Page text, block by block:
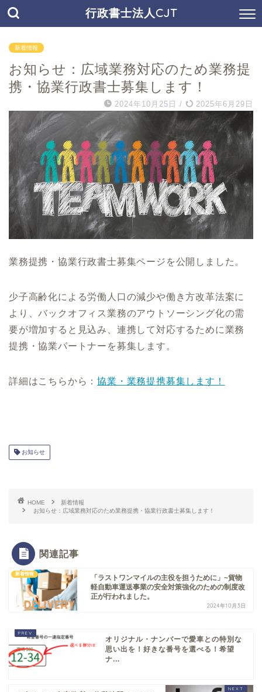
行政書士法人CJT
新着情報
お知らせ：広域業務対応のため業務提
携・協業行政書士募集します！
2024年10月25日 / 2025年6月29日
業務提携・協業行政書士募集ページを公開しました。
少子高齢化による労働人口の減少や働き方改革法案に
より、バックオフィス業務のアウトソーシング化の需
要が増加すると見込み、連携して対応するために業務
提携・協業パートナーを募集します。
詳細はこちらから：協業・業務提携募集します！
お知らせ
HOME
新着情報
お知らせ：広域業務対応のため業務提携・協業行政書士募集します！
関連記事
新着情報
「ラストワンマイルの主役を担うために」~貨物
軽自動車運送事業の安全対策強化のための制度改
正が行われました。
2024年10月3日
オリジナル・ナンバーで愛車との特別な
思い出を！好きな番号を選べる！希望
ナ...